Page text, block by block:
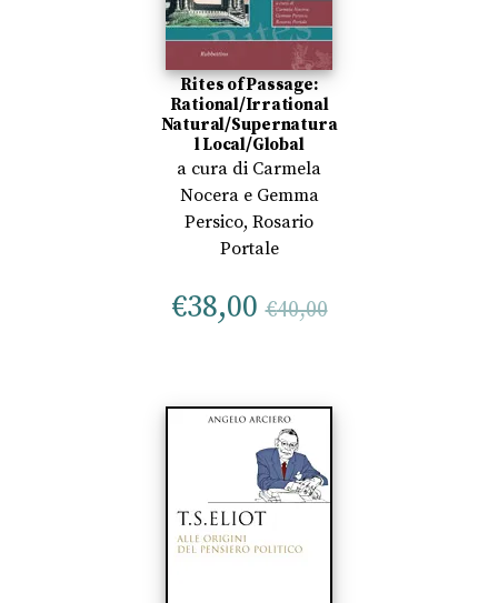
Rites of Passage:
Rational/Irrational
Natural/Supernatura
l Local/Global
a cura di Carmela
Nocerae Gemma
Persico, Rosario
Portale
€38,00 €40,00